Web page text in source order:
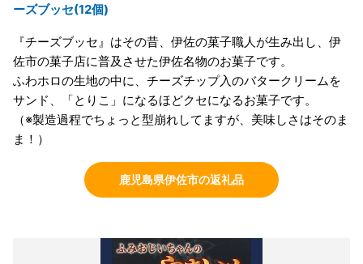
ーズブッセ(12個)
『チーズブッセ』はその昔、伊佐の菓子職人が生み出し、伊
佐市の菓子店に普及させた伊佐名物のお菓子です。
ふわホロの生地の中に、チーズチップ入のバタークリームを
サンド、「とりこ」になるほどクセになるお菓子です。
（※製造過程でちょっと型崩れしてますが、美味しさはそのま
ま！）
鹿児島県伊佐市の返礼品